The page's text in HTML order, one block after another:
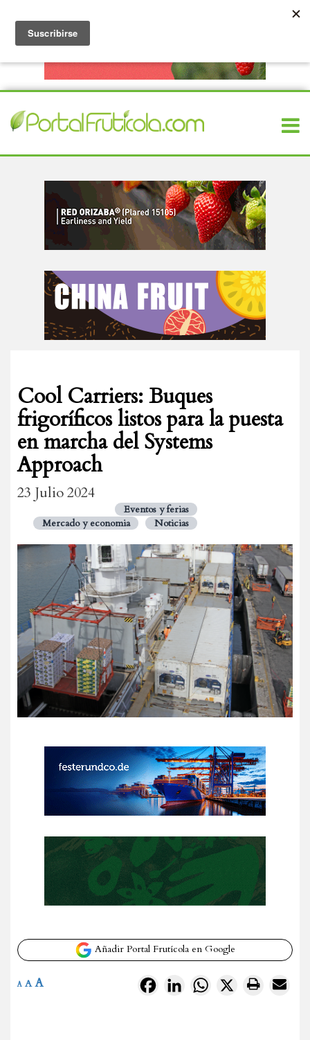
Cool Carriers: Buques
frigoríficos listos para la puesta
en marcha del Systems
Approach
23 Julio 2024
Eventos y ferias
Mercado y economia
Noticias
Añadir Portal Frutícola en Google
FacebookLinkedInWhatsApp
X
A A A